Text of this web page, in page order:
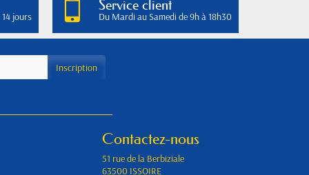
jours
Service client
Du Mardi au Samedi de 9h à 18h30
Contactez-nous
51 rue de la Berbiziale
63500 ISSOIRE